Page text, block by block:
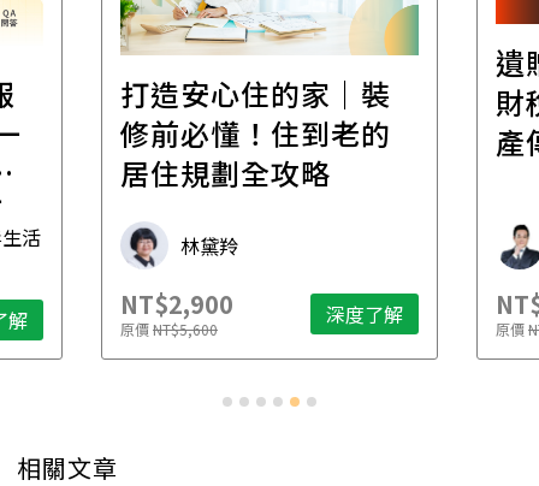
活
解
打造安心住的家｜裝
修前必懂！住到老的
居住規劃全攻略
林黛羚
NT$2,900
原價NT$5,600 深度了解
遺
財
產
原價
相關文章